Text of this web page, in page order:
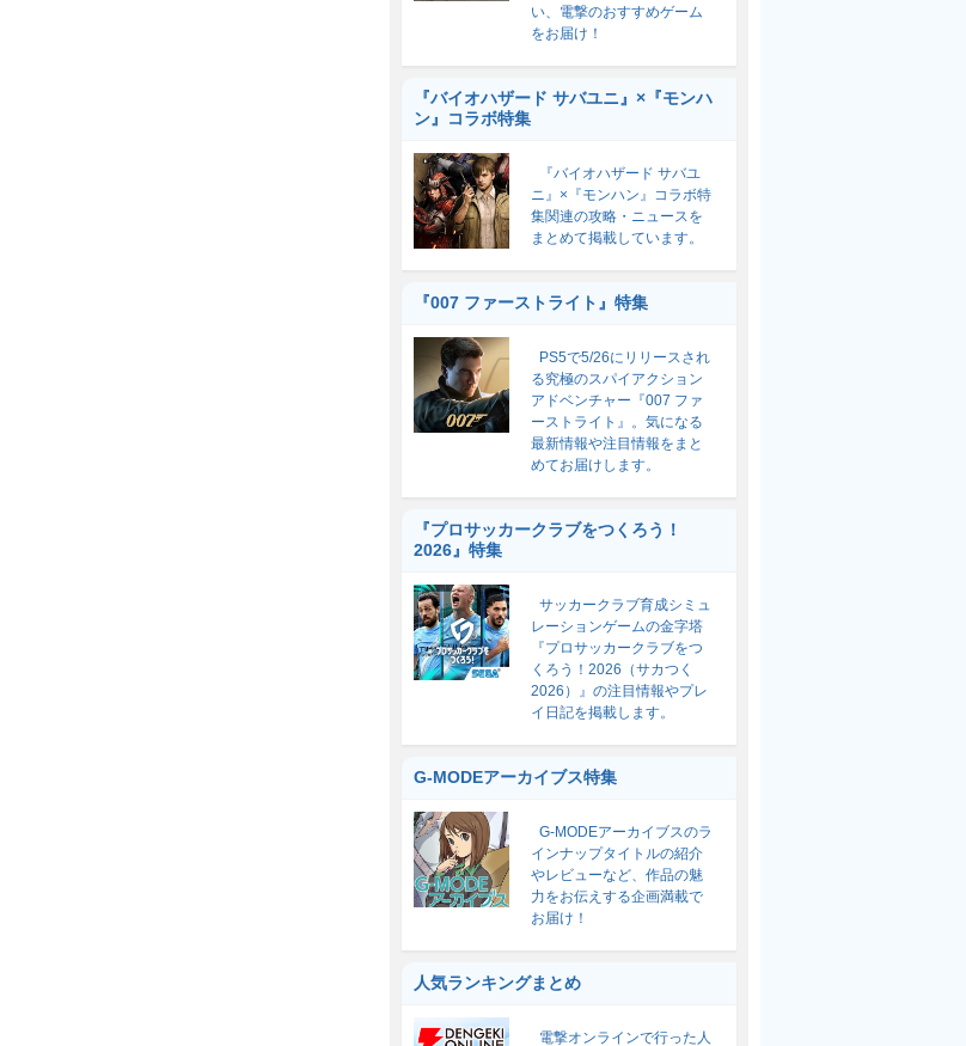
い、電撃のおすすめゲーム
をお届け！
『バイオハザード サバユニ』×『モンハ
ン』コラボ特集
『バイオハザード サバユ
ニ』×『モンハン』コラボ特
集関連の攻略・ニュースを
まとめて掲載しています。
『007 ファーストライト』特集
PS5で5/26にリリースされ
る究極のスパイアクション
アドベンチャー『007 ファ
ーストライト』。気になる
最新情報や注目情報をまと
めてお届けします。
『プロサッカークラブをつくろう！
2026』特集
サッカークラブ育成シミュ
レーションゲームの金字塔
『プロサッカークラブをつ
くろう！2026（サカつく
2026）』の注目情報やプレ
イ日記を掲載します。
G-MODEアーカイブス特集
G-MODEアーカイブスのラ
インナップタイトルの紹介
やレビューなど、作品の魅
力をお伝えする企画満載で
お届け！
人気ランキングまとめ
電撃オンラインで行った人